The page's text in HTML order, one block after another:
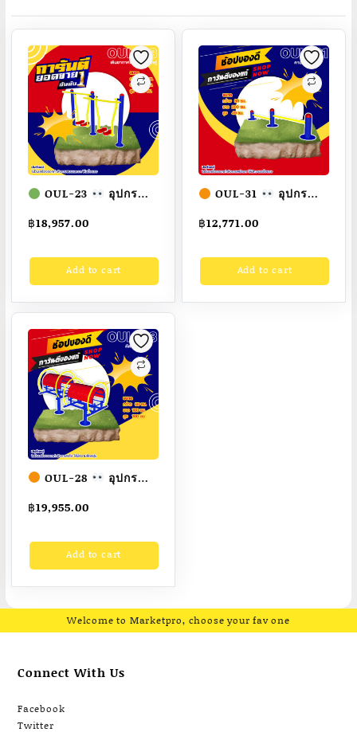
โหน2ระดับ
ขนาด
100x100x100cm.
Fofansendai
ทำ
สี
ทำ
quantity
OUL-23
อุปกรณ์
กระแทกคู่ เครื่องออก
กำลังกายกลางแจ้ง
ขนาด
Fofansendai
ทำสี
สวย
สั่งทำ 7-15 วัน
฿18,957.00
Add to cart
OUL-31
อุปกรณ์
กำลังกายกลางแจ้ง
ผู้ใหญ่
ขนาด
30x200x40cm.
฿12,771.00
Add to cart
OUL-28
อุปกรณ์
กำลังกายกลางแจ้ง
60x160x100cm.
฿19,955.00
Add to cart
Welcome to Marketpro, choose your fav one
Connect With Us
Facebook
Twitter